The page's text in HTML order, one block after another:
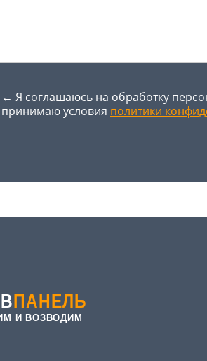
← Я соглашаюсь на обработку
принимаю условия политики
ПАНЕЛЬ
И ВОЗВОДИМ